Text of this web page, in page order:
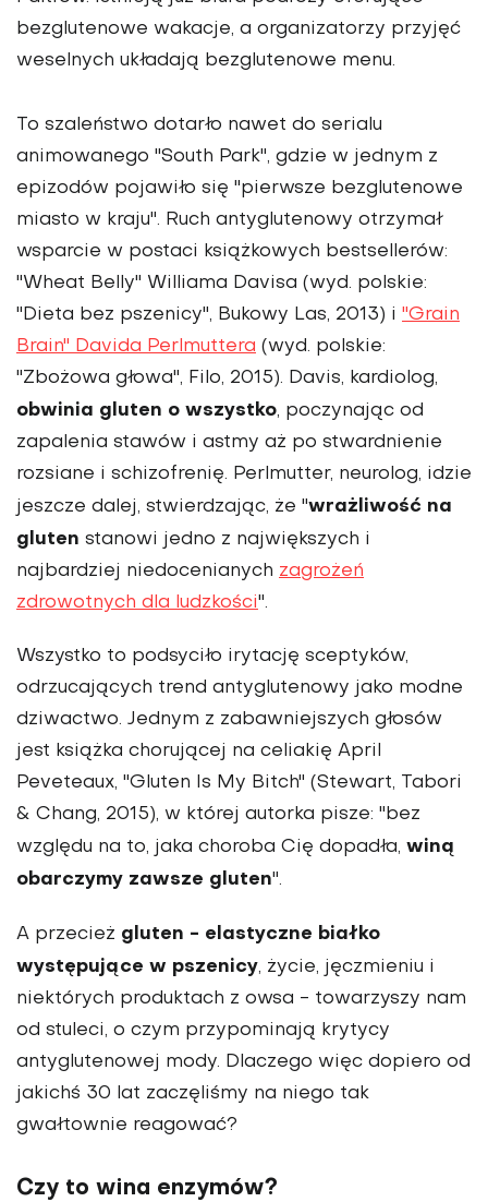
bezglutenowe wakacje, a organizatorzy przyjęć
weselnych układają bezglutenowe menu.
To szaleństwo dotarło nawet do serialu
animowanego "South Park", gdzie w jednym z
epizodów pojawiło się "pierwsze bezglutenowe
miasto w kraju". Ruch antyglutenowy otrzymał
wsparcie w postaci książkowych bestsellerów:
"Wheat Belly" Williama Davisa (wyd. polskie:
"Dieta bez pszenicy", Bukowy Las, 2013) i "Grain
Brain" Davida Perlmuttera (wyd. polskie:
"Zbożowa głowa", Filo, 2015). Davis, kardiolog,
obwinia gluten o wszystko, poczynając od
zapalenia stawów i astmy aż po stwardnienie
rozsiane i schizofrenię. Perlmutter, neurolog, idzie
jeszcze dalej, stwierdzając, że "wrażliwość na
gluten stanowi jedno z największych i
najbardziej niedocenianych zagrożeń
zdrowotnych dla ludzkości".
Wszystko to podsyciło irytację sceptyków,
odrzucających trend antyglutenowy jako modne
dziwactwo. Jednym z zabawniejszych głosów
jest książka chorującej na celiakię April
Peveteaux, "Gluten Is My Bitch" (Stewart, Tabori
& Chang, 2015), w której autorka pisze: "bez
względu na to, jaka choroba Cię dopadła, winą
obarczymy zawsze gluten".
A przecież gluten - elastyczne białko
występujące w pszenicy, życie, jęczmieniu i
niektórych produktach z owsa - towarzyszy nam
od stuleci, o czym przypominają krytycy
antyglutenowej mody. Dlaczego więc dopiero od
jakichś 30 lat zaczęliśmy na niego tak
gwałtownie reagować?
Czy to wina enzymów?